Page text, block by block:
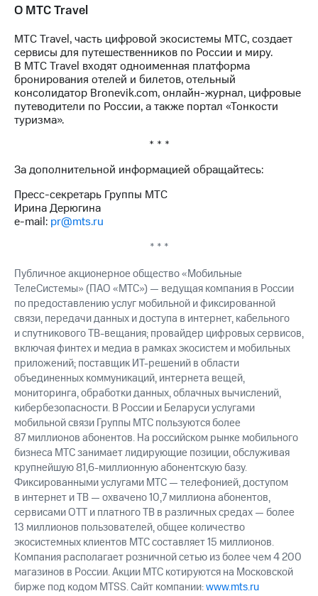
О МТС Travel
МТС Travel, часть цифровой экосистемы МТС, создает
сервисы для путешественников по России и миру.
В МТС Travel входят одноименная платформа
бронирования отелей и билетов, отельный
консолидатор Bronevik.com, онлайн-журнал, цифровые
путеводители по России, а также портал «Тонкости
туризма».
* * *
За дополнительной информацией обращайтесь:
Пресс-секретарь Группы МТС
Ирина Дерюгина
e-mail: pr@mts.ru
* * *
Публичное акционерное общество «Мобильные
ТелеСистемы» (ПАО «МТС») — ведущая компания в России
по предоставлению услуг мобильной и фиксированной
связи, передачи данных и доступа в интернет, кабельного
и спутникового ТВ-вещания; провайдер цифровых сервисов,
включая финтех и медиа в рамках экосистем и мобильных
приложений; поставщик ИТ-решений в области
объединенных коммуникаций, интернета вещей,
мониторинга, обработки данных, облачных вычислений,
кибербезопасности. В России и Беларуси услугами
мобильной связи Группы МТС пользуются более
87 миллионов абонентов. На российском рынке мобильного
бизнеса МТС занимает лидирующие позиции, обслуживая
крупнейшую 81,6-миллионную абонентскую базу.
Фиксированными услугами МТС — телефонией, доступом
в интернет и ТВ — охвачено 10,7 миллиона абонентов,
сервисами OTT и платного ТВ в различных средах — более
13 миллионов пользователей, общее количество
экосистемных клиентов МТС составляет 15 миллионов.
Компания располагает розничной сетью из более чем 4 200
магазинов в России. Акции МТС котируются на Московской
бирже под кодом MTSS. Сайт компании:www.mts.ru